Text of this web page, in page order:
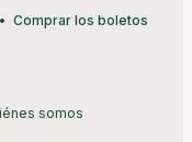
Comprar los boletos
somos